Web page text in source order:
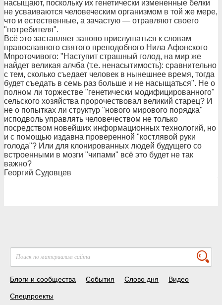
насыщают, поскольку их генетически измененные белки
не усваиваются человеческим организмом в той же мере,
что и естественные, а зачастую — отравляют своего
"потребителя".
Всё это заставляет заново прислушаться к словам
православного святого преподобного Нила Афонского
Мnроточивого: "Наступит страшный голод, на мир же
найдет великая алчба (т.е. ненасытимость): сравнительно
с тем, сколько съедает человек в нынешнее время, тогда
будет съедать в семь раз больше и не насыщаться". Не о
полном ли торжестве "генетически модифицированного"
сельского хозяйства пророчествовал великий старец? И
не о попытках ли структур "нового мирового порядка"
исподволь управлять человечеством не только
посредством новейших информационных технологий, но
и с помощью издавна проверенной "костлявой руки
голода"? Или для клонированных людей будущего со
встроенными в мозги "чипами" всё это будет не так
важно?
Георгий Судовцев
Блоги и сообщества События Слово дня Видео
Спецпроекты